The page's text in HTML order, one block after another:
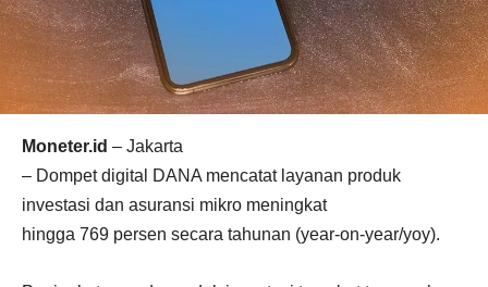
Moneter.id – Jakarta
– Dompet digital DANA mencatat layanan produk
investasi dan asuransi mikro meningkat
hingga 769 persen secara tahunan (year-on-year/yoy).